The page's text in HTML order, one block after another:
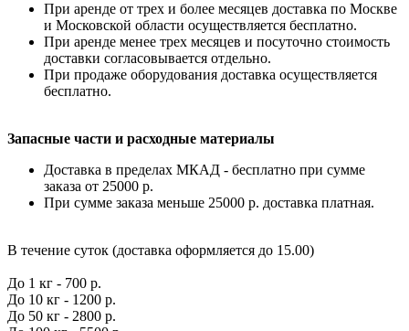
При аренде от трех и более месяцев доставка по Москве
и Московской области осуществляется бесплатно.
При аренде менее трех месяцев и посуточно стоимость
доставки согласовывается отдельно.
При продаже оборудования доставка осуществляется
бесплатно.
Запасные части и расходные материалы
Доставка в пределах МКАД - бесплатно при сумме
заказа от 25000 р.
При сумме заказа меньше 25000 р. доставка платная.
В течение суток (доставка оформляется до 15.00)
До 1 кг - 700 р.
До 10 кг - 1200 р.
До 50 кг - 2800 р.